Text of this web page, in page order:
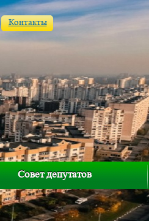
Контакты
Совет депутатов